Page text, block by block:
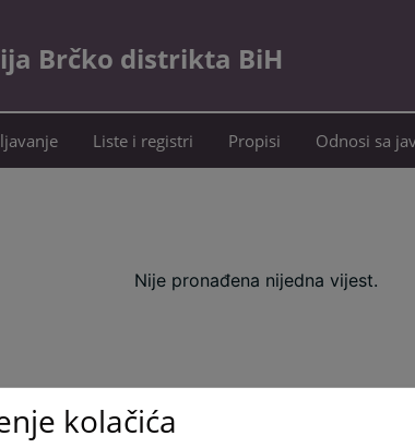
Brčko distrikta BiH
sadržaj
Liste i registri Propisi Odnosi sa
Nije pronađena nijedna vijest.
kolačića